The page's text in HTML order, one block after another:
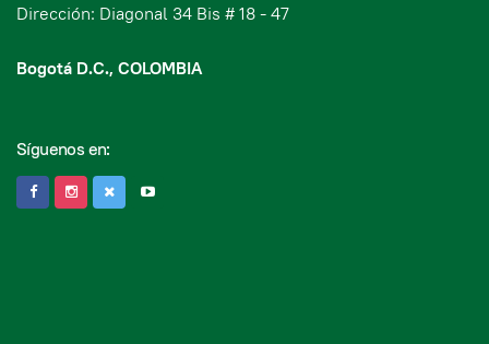
Dirección: Diagonal 34 Bis # 18 - 47
Bogotá D.C., COLOMBIA
Síguenos en: